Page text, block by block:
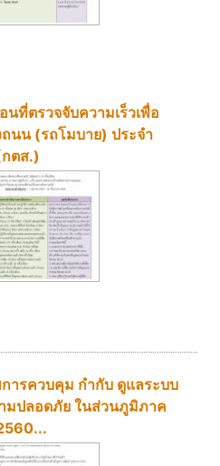
ที่ตรวจจับความเร็วเพื่อ
นน (รถโมบาย) ประจำ
ตส.)
ารควบคุม กำกับ ดูแลระบบ
มปลอดภัย ในส่วนภูมิภาค